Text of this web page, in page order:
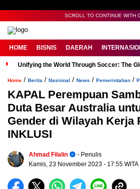
SCROLL TO CONTINUE WITH
HOME BISNIS DAERAH
Unifying the World Through Soccer: The
Home / Berita / Nasional / News / Pemerintahan /
KAPAL Perempuan
Duta Besar Australia
Gender di Wilayah Kerja
INKLUSI
Ahmad Filalin
- Penulis
Kamis, 23 November 2023 - 17:55 WITA